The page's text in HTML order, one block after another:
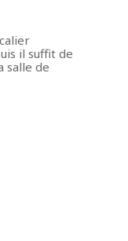
il suffit de
salle de